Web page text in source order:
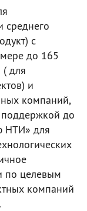
среднего
с
до 165
для
и
компаний,
до
НТИ» для
по целевым
компаний